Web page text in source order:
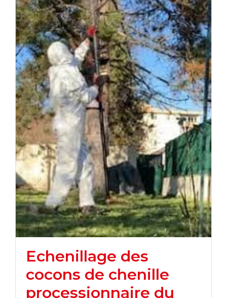
Echenillage des
cocons de chenille
processionnaire du